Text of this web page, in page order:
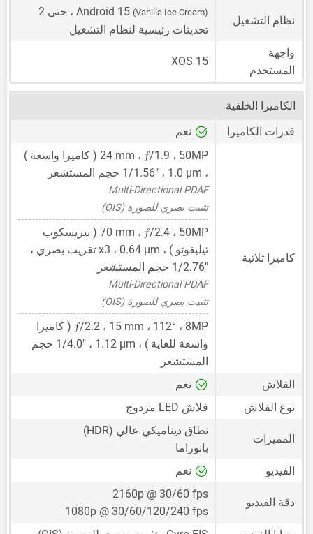
نظام التشغيل
Android 15 (Vanilla Ice Cream)
، حتى 2
تحديثات رئيسية لنظام التشغيل
واجهة
المستخدم
XOS 15
الكاميرا الخلفية
قدرات الكاميرا
نعم
كاميرا ثلاثية
50MP ، ƒ/1.9 ، 24 mm ( كاميرا واسعة )
، 1.0 μm ، 1/1.56" حجم المستشعر
Multi-Directional PDAF
تثبيت بصري للصورة (OIS)
50MP ، ƒ/2.4 ، 70 mm ( بيريسكوب
تيليفوتو ) ، 0.64 μm ، x3 تقريب بصري ،
1/2.76" حجم المستشعر
Multi-Directional PDAF
تثبيت بصري للصورة (OIS)
8MP ، ƒ/2.2 ، 15 mm
، 112° ( كاميرا
واسعة للغاية ) ، 1.12 μm ، 1/4.0" حجم
المستشعر
الفلاش
نعم
نوع الفلاش
فلاش LED مزدوج
المميزات
نطاق ديناميكي عالي (HDR)
بانوراما
الفيديو
نعم
دقة الفيديو
2160p @ 30/60 fps
1080p @ 30/60/120/240 fps